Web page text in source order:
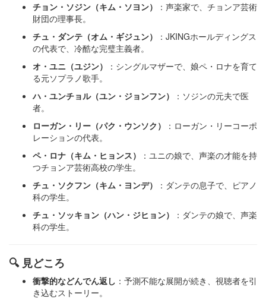
チョン・ソジン（キム・ソヨン）
：​声楽家で、チョンア芸術
財団の理事長。​
チュ・ダンテ（オム・ギジュン）
：​JKINGホールディングス
の代表で、冷酷な完璧主義者。​
オ・ユニ（ユジン）
：​シングルマザーで、娘ペ・ロナを育て
る元ソプラノ歌手。
ハ・ユンチョル（ユン・ジョンフン）
：​ソジンの元夫で医
者。​
ローガン・リー（パク・ウンソク）
：​ローガン・リーコーポ
レーションの代表。​
ペ・ロナ（キム・ヒョンス）
：​ユニの娘で、声楽の才能を持
つチョンア芸術高校の学生。​
チュ・ソクフン（キム・ヨンデ）
：​ダンテの息子で、ピアノ
科の学生。​
チュ・ソッキョン（ハン・ジヒョン）
：​ダンテの娘で、声楽
科の学生。​
🔍 見どころ
衝撃的などんでん返し ：​予測不能な展開が続き、視聴者を引
き込むストーリー。​